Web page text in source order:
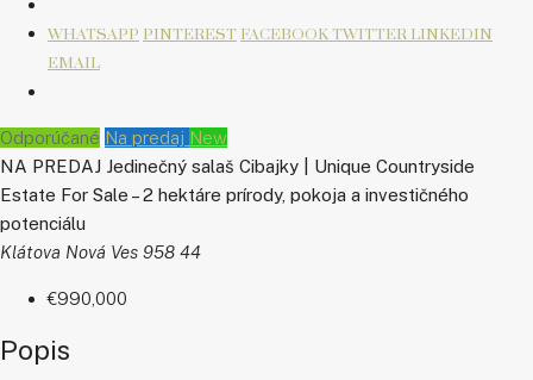
WHATSAPP PINTEREST FACEBOOKTWITTER LINKEDIN
EMAIL
Odporúčané Na predaj New
NA PREDAJ Jedinečný salaš Cibajky | Unique Countryside
Estate For Sale – 2 hektáre prírody, pokoja a investičného
potenciálu
Klátova Nová Ves 958 44
€990,000
Popis